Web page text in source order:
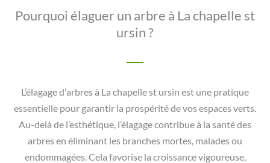
Pourquoi élaguer un arbre à La chapelle st
ursin ?
L’élagage d’arbres à La chapelle st ursin est une pratique
essentielle pour garantir la prospérité de vos espaces verts.
Au-delà de l’esthétique, l’élagage contribue à la santé des
arbres en éliminant les branches mortes, malades ou
endommagées. Cela favorise la croissance vigoureuse,